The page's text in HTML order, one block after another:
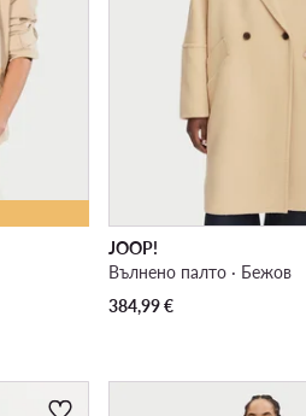
JOOP!
Вълнено палто · Бежов
384,99€